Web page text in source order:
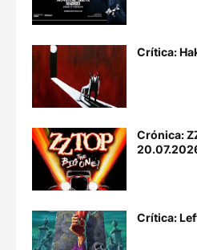
Crítica:
Crónica:
Crítica: